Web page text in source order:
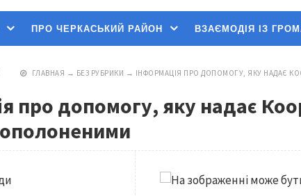
ПРО ЧЕРКАСЬКИЙ РАЙОН ВЗАЄМОДІЯ ІЗ
ГЛАВНАЯ → БЕЗ РУБРИКИ → ІНФОРМАЦІЯ ПРО ДОПОМОГУ, ЯКУ НАДАЄ
про допомогу, яку надає